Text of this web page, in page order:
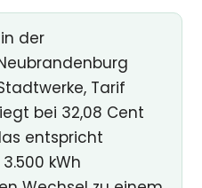
der
Tarif
bei 32,08 Cent
entspricht
kWh